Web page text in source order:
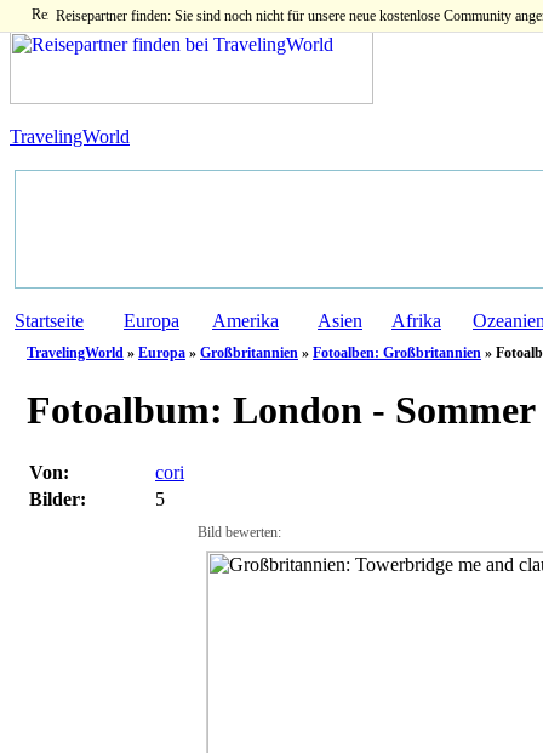
Reisepartner finden: Sie sind noch nicht für unsere neue kostenlose Community
TravelingWorld
Startseite Europa Amerika Asien Afrika
TravelingWorld » Europa » Großbritannien » Fotoalben: Großbritannien »
Fotoalbum: London -
Von:
cori
Bilder:
5
Bild bewerten: